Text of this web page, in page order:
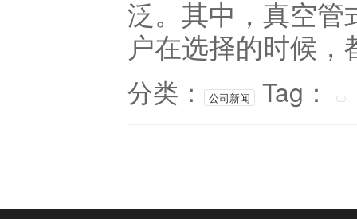
泛。其中，真空
户在选择的时候
分类： 公司新闻 Tag：